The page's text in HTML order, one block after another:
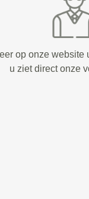
op onze website
u ziet direct onze